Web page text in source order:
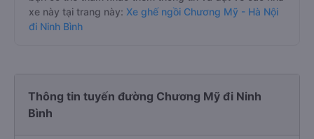
xe này tại trang này: Xe ghế ngồi Chương Mỹ - Hà Nội
đi Ninh Bình
Thông tin tuyến đường Chương Mỹ đi Ninh
Bình